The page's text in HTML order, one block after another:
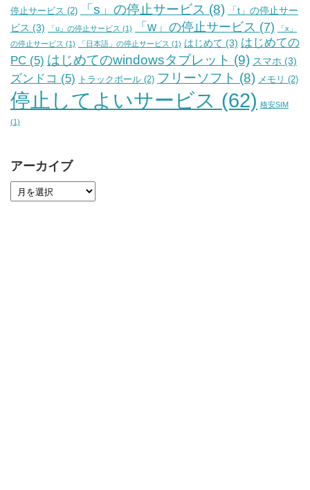
停止サービス (2) 「s」の停止サービス (8)
「t」の停止サー
ビス (3) 「u」の停止サービス (1) 「w」の停止サービス (7)
「x」
の停止サービス (1) 「日本語」の停止サービス (1) はじめて (3) はじめての
PC (5) はじめてのwindowsタブレット (9) スマホ (3)
ズンドコ (5) トラックボール (2) フリーソフト (8) メモリ (2)
停止してよいサービス (62) 格安SIM
(1)
アーカイブ